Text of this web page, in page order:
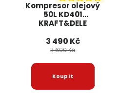
Kompresor olejový
50L KD401
KRAFT&DELE
3 490 Kč
3 690 Kč